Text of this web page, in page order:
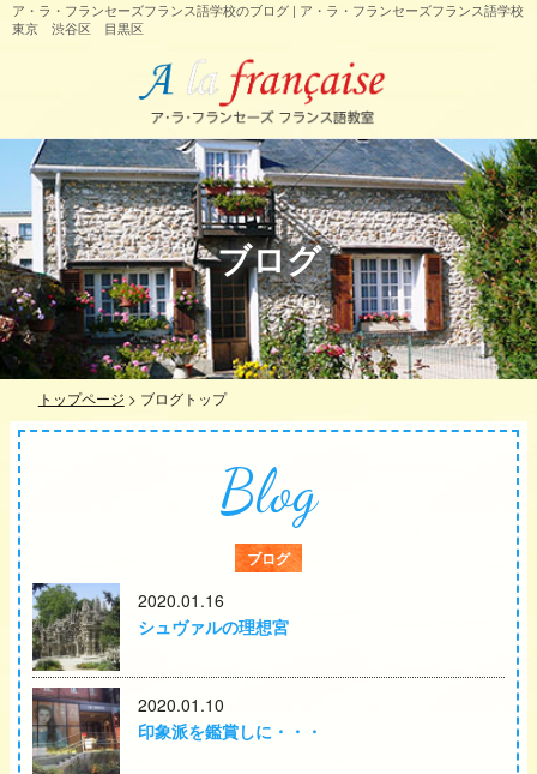
ア・ラ・フランセーズフランス語学校のブログ | ア・ラ・フランセーズフランス語学校
東京 渋谷区 目黒区
ブログ
トップページ > ブログトップ
Blog
ブログ
2020.01.16
シュヴァルの理想宮
2020.01.10
印象派を鑑賞しに・・・